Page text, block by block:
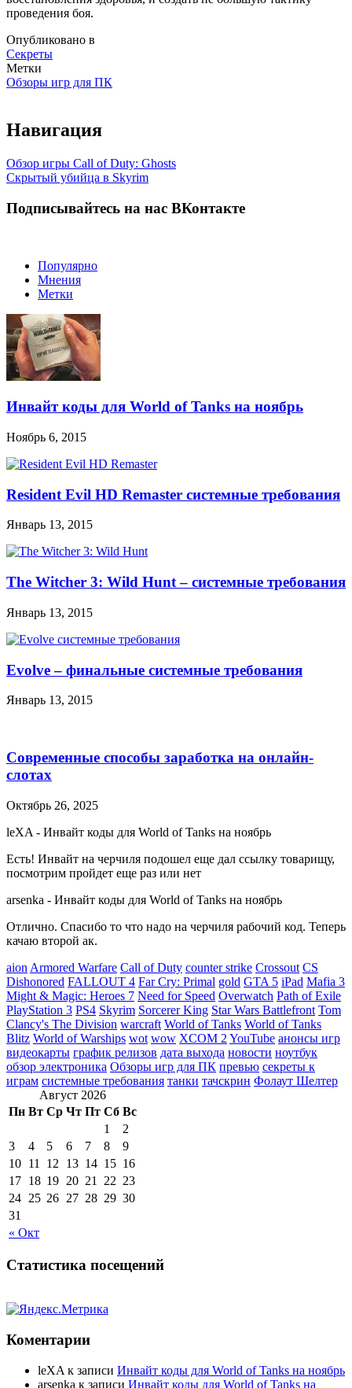
проведения боя.
Опубликовано в
Секреты
Метки
Обзоры игр для ПК
Навигация
Обзор игры Call of Duty: Ghosts
Скрытый убийца в Skyrim
Подписывайтесь на нас ВКонтакте
Популярно
Мнения
Метки
Инвайт коды для World of Tanks на ноябрь
Ноябрь 6, 2015
Resident Evil HD Remaster системные требования
Январь 13, 2015
The Witcher 3: Wild Hunt – системные требования
Январь 13, 2015
Evolve – финальные системные требования
Январь 13, 2015
Современные способы заработка на онлайн-
слотах
Октябрь 26, 2025
leXA - Инвайт коды для World of Tanks на ноябрь
Есть! Инвайт на черчиля подошел еще дал ссылку товарищу,
посмотрим пройдет еще раз или нет
arsenka - Инвайт коды для World of Tanks на ноябрь
Отлично. Спасибо то что надо на черчиля рабочий код. Теперь
качаю второй ак.
aion Armored Warfare Call of Duty counter strike Crossout CS
Dishonored FALLOUT 4 Far Cry: Primal gold GTA 5 iPad Mafia 3
Might & Magic: Heroes 7 Need for Speed Overwatch Path of Exile
PlayStation 3 PS4 Skyrim Sorcerer King Star Wars Battlefront Tom
Clancy's The Division warcraft World of Tanks World of Tanks
Blitz World of Warships wot wow XCOM 2 YouTube анонсы игр
видеокарты график релизов дата выхода новости ноутбук
обзор электроника Обзоры игр для ПК превью секреты к
играм системные требования танки тачскрин Фолаут Шелтер
Август 2026
Пн Вт Ср Чт Пт Сб Вс
« Окт
1
2
3
4 5 6 7 8
9
10 11 12 13 14 15 16
17 18 19 20 21 22 23
24 25 26 27 28 29 30
31
Статистика посещений
Коментарии
leXA к записи Инвайт коды для World of Tanks на ноябрь
arsenka к записи Инвайт коды для World of Tanks на